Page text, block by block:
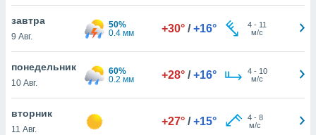
основе.
cookie
завтра
9 Авг.
50%
0.4 мм
+30° / +16° 4- 11
м/с
понедельник
10 Авг.
60%
0.2 мм
+28° / +16° 4- 10
м/с
вторник
11 Авг.
+27° / +15° 4- 8
м/с